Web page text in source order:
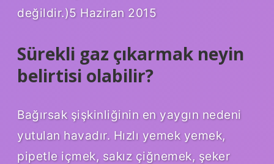
değildir.)5 Haziran 2015
Sürekli gaz çıkarmak neyin
belirtisi olabilir?
Bağırsak şişkinliğinin en yaygın nedeni
yutulan havadır. Hızlı yemek yemek,
pipetle içmek, sakız çiğnemek, şeker